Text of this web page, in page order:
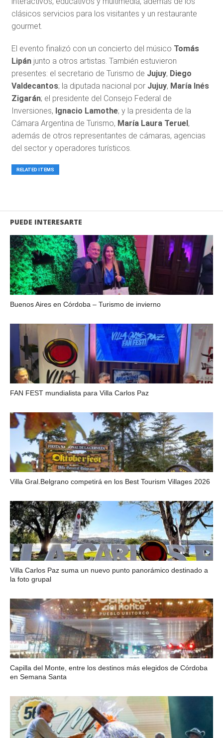
clásicos servicios para los visitantes y un restaurante
gourmet.
El evento finalizó con un concierto del músico Tomás
Lipánjunto a otros artistas. También estuvieron
presentes: el secretario de Turismo de Jujuy, Diego
Valdecantos; la diputada nacional por Jujuy, María Inés
Zigarán; el presidente del Consejo Federal de
Inversiones, Ignacio Lamothe; y la presidenta de la
Cámara Argentina de Turismo, María Laura Teruel ,
además de otros representantes de cámaras, agencias
del sector y operadores turísticos.
RELATED ITEMS
PUEDE INTERESARTE
Buenos Aires en Córdoba – Turismo de invierno
FAN FEST mundialista para Villa Carlos Paz
Villa Gral.Belgrano competirá en los Best Tourism Villages 2026
Villa Carlos Paz suma un nuevo punto panorámico destinado a
la foto grupal
Capilla del Monte, entre los destinos más elegidos de Córdoba
en Semana Santa